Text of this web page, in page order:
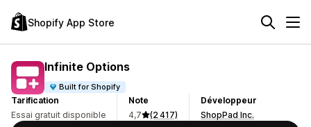
Shopify App Store
Infinite Options
Built for Shopify
Tarification
Essai gratuit disponible
Note
4,7
(2 417)
Développeur
ShopPad Inc.